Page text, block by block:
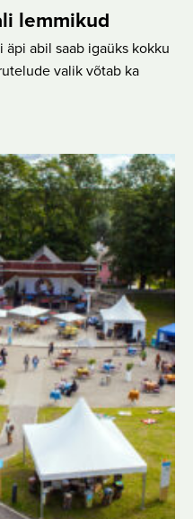
lemmikud
abil saab igaüks kokku
valik võtab ka